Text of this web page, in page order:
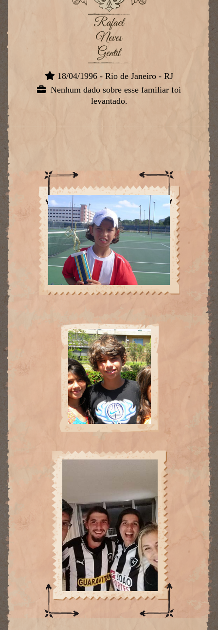
Rafael
Neves
Gentil
18/04/1996 - Rio de Janeiro - RJ
Nenhum dado sobre esse familiar foi
levantado.